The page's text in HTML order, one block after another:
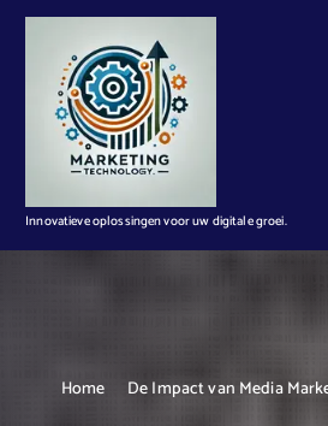
n
Innovatieve oplossingen voor uw digitale groei.
Home De Impact van Media